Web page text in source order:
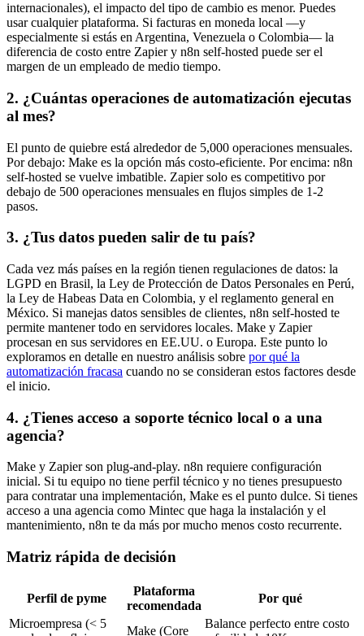
internacionales), el impacto del tipo de cambio es menor. Puedes
usar cualquier plataforma. Si facturas en moneda local —y
especialmente si estás en Argentina, Venezuela o Colombia— la
diferencia de costo entre Zapier y n8n self-hosted puede ser el
margen de un empleado de medio tiempo.
2. ¿Cuántas operaciones de automatización ejecutas
al mes?
El punto de quiebre está alrededor de 5,000 operaciones mensuales.
Por debajo: Make es la opción más costo-eficiente. Por encima: n8n
self-hosted se vuelve imbatible. Zapier solo es competitivo por
debajo de 500 operaciones mensuales en flujos simples de 1-2
pasos.
3. ¿Tus datos pueden salir de tu país?
Cada vez más países en la región tienen regulaciones de datos: la
LGPD en Brasil, la Ley de Protección de Datos Personales en Perú,
la Ley de Habeas Data en Colombia, y el reglamento general en
México. Si manejas datos sensibles de clientes, n8n self-hosted te
permite mantener todo en servidores locales. Make y Zapier
procesan en sus servidores en EE.UU. o Europa. Este punto lo
exploramos en detalle en nuestro análisis sobre por qué la
automatización fracasa cuando no se consideran estos factores desde
el inicio.
4. ¿Tienes acceso a soporte técnico local o a una
agencia?
Make y Zapier son plug-and-play. n8n requiere configuración
inicial. Si tu equipo no tiene perfil técnico y no tienes presupuesto
para contratar una implementación, Make es el punto dulce. Si tienes
acceso a una agencia como Mintec que haga la instalación y el
mantenimiento, n8n te da más por mucho menos costo recurrente.
Matriz rápida de decisión
Perfil de pyme
Plataforma
recomendada
Por qué
Microempresa (< 5
Make (Core
Balance perfecto entre costo